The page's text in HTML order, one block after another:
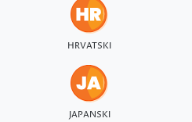
HRVATSKI
JAPANSKI